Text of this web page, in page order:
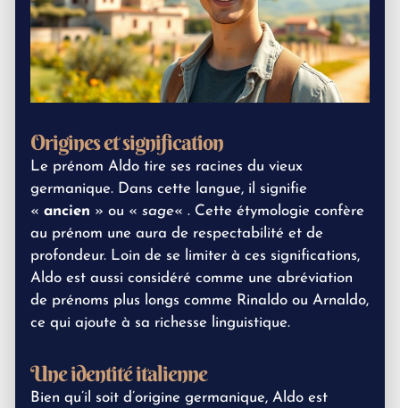
Origines et signification
Le prénom Aldo tire ses racines du vieux
germanique. Dans cette langue, il signifie
« ancien » ou « sage« . Cette étymologie confère
au prénom une aura de respectabilité et de
profondeur. Loin de se limiter à ces significations,
Aldo est aussi considéré comme une abréviation
de prénoms plus longs comme Rinaldo ou Arnaldo,
ce qui ajoute à sa richesse linguistique.
Une identité italienne
Bien qu’il soit d’origine germanique, Aldo est